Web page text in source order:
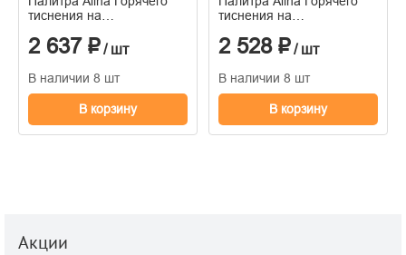
тиснения на
1.06м x 10.05
2 637 ₽/ шт
В наличии 8 шт
В корзину
тиснения на
1.06м x 10.05
2 528 ₽/ шт
В наличии 8 шт
В корзину
Акции